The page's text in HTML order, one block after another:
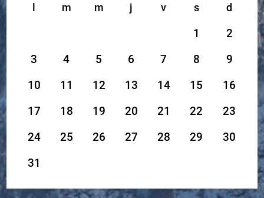
m m j v s d
1
2
3
4 5 6 7 8
9
10
11 12 13 14 15
16
17
18 19 20 21 22
23
24
25 26 27 28 29
30
31